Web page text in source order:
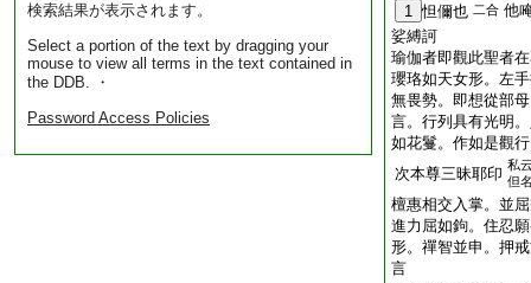
検索結果が表示されます。
Select a portion of the text by dragging your
mouse to view all terms in the text contained in
the DDB. ・
Password Access Policies
1 怛儞也 二合 他
娑縛訶
瑜伽者即觀此聖者
瓔珞如天女形。左
無畏勢。即想從部
言。行列具有光明
如花鬘。作如是觀
次本尊三昧耶印 私
但
檀惠相交入掌。並
進力屈如鉤。住忍
形。禪智並申。押
言